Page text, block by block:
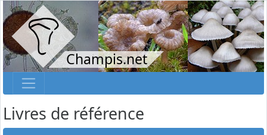
Champis.net
Livres de référence